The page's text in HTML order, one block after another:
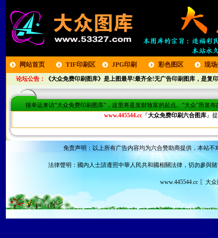
网站首页 TIF印刷区 JPG印刷
区
彩色图区 现
论坛公告： 《大众免费印刷图库》是上图最早!最齐全!无广告印刷图库，是复
很幸运来访“大众免费印刷图库”，这里将是发财致富的起点。“大众”所发
www.445544.cc 『大众免费印刷六合图库』
免责声明：以上所有广告内容均为六合赞助商提供，本站
法律聲明：國內人士請遵照中華人民共和國相關法律，切勿參與
www.445544.cc 〖大